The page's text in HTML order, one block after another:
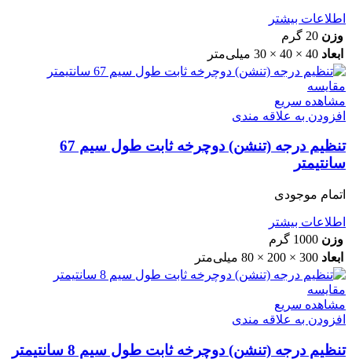
اطلاعات بیشتر
وزن 20 گرم
ابعاد 40 × 40 × 30 میلی‌متر
مقایسه
مشاهده سریع
افزودن به علاقه مندی
تنظیم درجه (تنشن) دوچرخه ثابت طول سیم 67
سانتیمتر
اتمام موجودی
اطلاعات بیشتر
وزن 1000 گرم
ابعاد 300 × 200 × 80 میلی‌متر
مقایسه
مشاهده سریع
افزودن به علاقه مندی
تنظیم درجه (تنشن) دوچرخه ثابت طول سیم 8 سانتیمتر